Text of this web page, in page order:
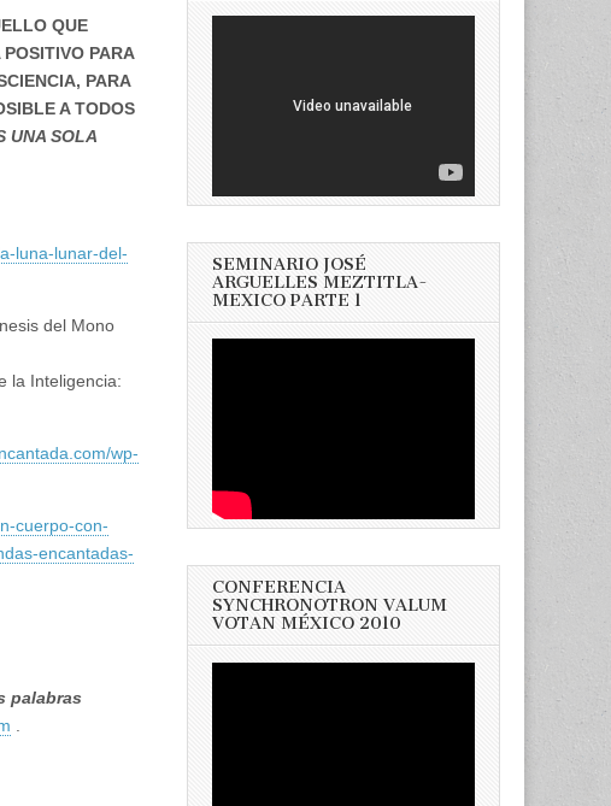
QUE
PARA
PARA
A TODOS
UNA SOLA
luna-lunar-del-
del Mono
la Inteligencia:
wp-
cuerpo-con-
encantadas-
palabras
SEMINARIO JOSÉ
ARGUELLES MEZTITLA-
MEXICO PARTE 1
CONFERENCIA
SYNCHRONOTRON VALUM
VOTAN MÉXICO 2010